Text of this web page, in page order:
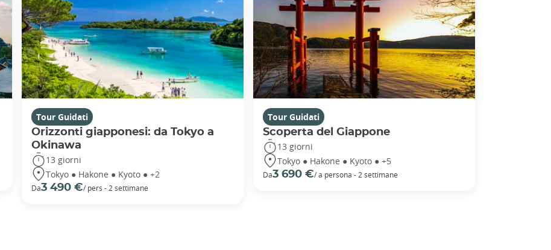
Tour Guidati
Orizzonti giapponesi: da Tokyo a
Okinawa
13 giorni
Tokyo ● Hakone ● Kyoto ● +2
Da3 490 €/ pers - 2 settimane
Tour Guidati
Scoperta del Giappone
13 giorni
Tokyo ● Hakone ● Kyoto ● +5
Da3 690 €/ a persona - 2 settimane